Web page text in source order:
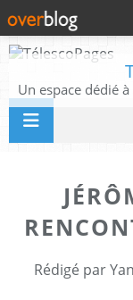
Rédigé par